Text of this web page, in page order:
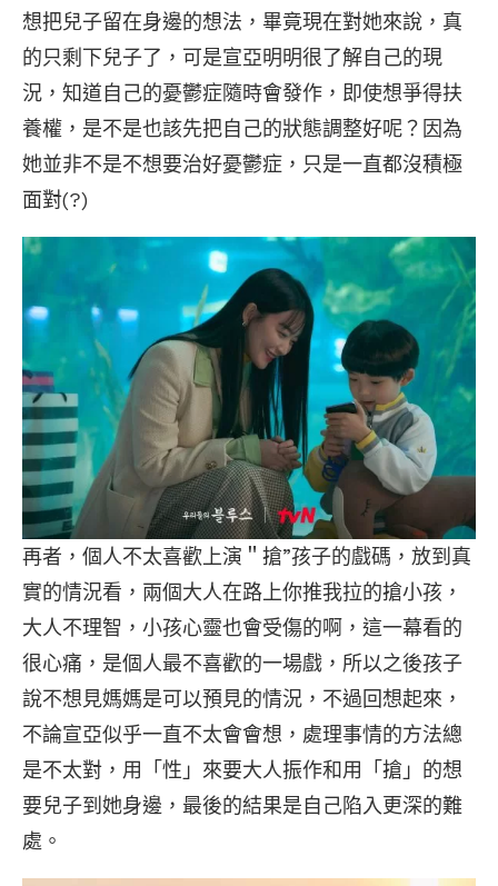
想把兒子留在身邊的想法，畢竟現在對她來說，真
的只剩下兒子了，可是宣亞明明很了解自己的現
況，知道自己的憂鬱症隨時會發作，即使想爭得扶
養權，是不是也該先把自己的狀態調整好呢？因為
她並非不是不想要治好憂鬱症，只是一直都沒積極
面對(?)
再者，個人不太喜歡上演＂搶”孩子的戲碼，放到真
實的情況看，兩個大人在路上你推我拉的搶小孩，
大人不理智，小孩心靈也會受傷的啊，這一幕看的
很心痛，是個人最不喜歡的一場戲，所以之後孩子
說不想見媽媽是可以預見的情況，不過回想起來，
不論宣亞似乎一直不太會會想，處理事情的方法總
是不太對，用「性」來要大人振作和用「搶」的想
要兒子到她身邊，最後的結果是自己陷入更深的難
處。